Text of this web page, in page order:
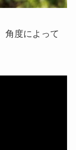
角度によって